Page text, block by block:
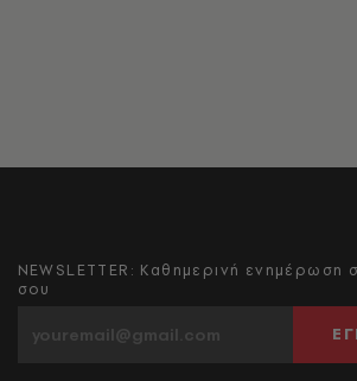
NEWSLETTER: Καθημερινή ενημέρωση
σου